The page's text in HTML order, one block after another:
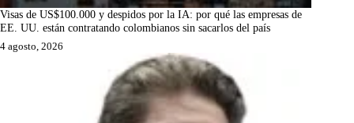
Visas de US$100.000 y despidos por la IA: por qué las empresas de
EE. UU. están contratando colombianos sin sacarlos del país
4 agosto, 2026